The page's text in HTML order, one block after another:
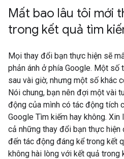
Mất bao lâu tôi mới
trong kết quả tìm
Mọi thay đổi bạn thực hiện sẽ
phản ánh ở phía Google. Một số
sau vài giờ, nhưng một số khác
Nói chung, bạn nên đợi một vài
động của mình có tác động tích
Google Tìm kiếm hay không.
cả những thay đổi bạn thực
đến tác động đáng kể trong kết
không hài lòng với kết quả trong